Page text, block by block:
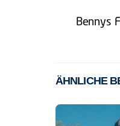
Bennys
ÄHNLICHE